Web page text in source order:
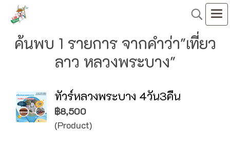
ค้นพบ 1 รายการ จากคำว่า"เที่ยว
ลาว หลวงพระบาง"
ทัวร์หลวงพระบาง 4วัน3คืน
฿8,500
(Product)